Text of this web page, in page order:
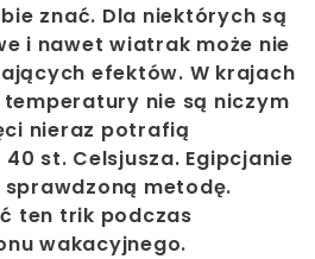
znać. Dla niektórych są
i nawet wiatrak może nie
efektów. W krajach
nie są niczym
nieraz potrafią
st. Celsjusza. Egipcjanie
metodę.
ten trik podczas
wakacyjnego.